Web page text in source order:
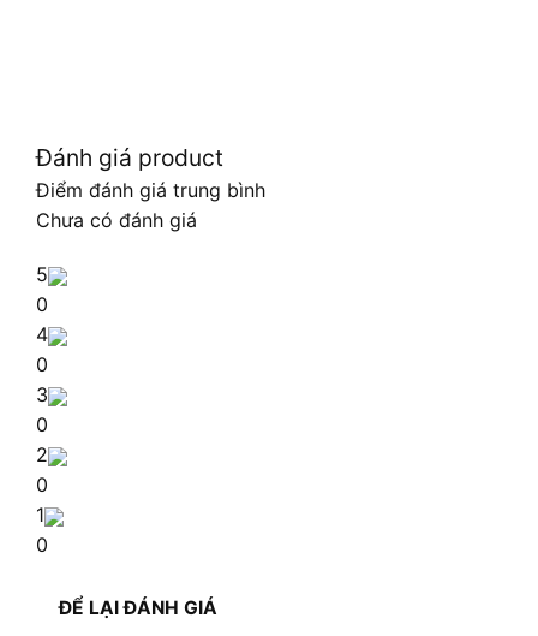
Đánh giá product
Điểm đánh giá trung bình
Chưa có đánh giá
5
0
4
0
3
0
2
0
1
0
ĐỂ LẠI ĐÁNH GIÁ